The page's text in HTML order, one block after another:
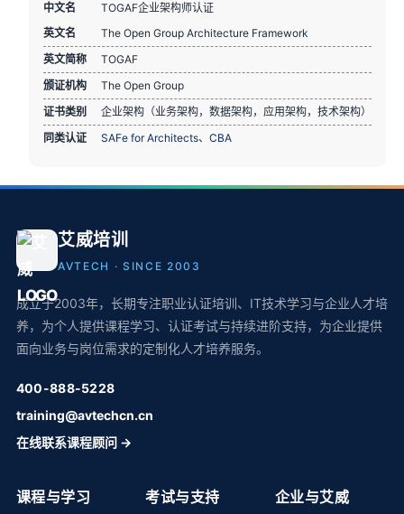
中文名
TOGAF企业架构师认证
英文名
The Open Group Architecture Framework
英文简称
TOGAF
颁证机构
The Open Group
证书类别
企业架构（业务架构，数据架构，应用架构，技术架构）
同类认证
SAFe for Architects、CBA
艾威培训
AVTECH · SINCE 2003
成立于2003年，长期专注职业认证培训、IT技术学习与企业人才培
养，为个人提供课程学习、认证考试与持续进阶支持，为企业提供
面向业务与岗位需求的定制化人才培养服务。
400-888-5228
training@avtechcn.cn
在线联系课程顾问 →
课程与学习 考试与支持 企业与艾威